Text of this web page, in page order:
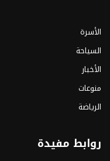
الأسرة
السياحة
الأخبار
منوعات
الرياضة
روابط مفيدة